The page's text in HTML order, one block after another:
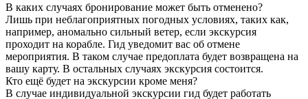
В каких случаях бронирование может быть отменено?
Лишь при неблагоприятных погодных условиях, таких как,
например, аномально сильный ветер, если экскурсия
проходит на корабле. Гид уведомит вас об отмене
мероприятия. В таком случае предоплата будет возвращена на
вашу карту. В остальных случаях экскурсия состоится.
Кто ещё будет на экскурсии кроме меня?
В случае индивидуальной экскурсии гид будет работать